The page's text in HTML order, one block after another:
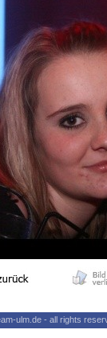
ulm.de - all rights